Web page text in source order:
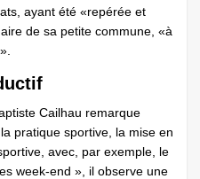
ayant été «repérée et
de sa petite commune, «à
Cailhau remarque
pratique sportive, la mise en
avec, par exemple, le
week-end », il observe une